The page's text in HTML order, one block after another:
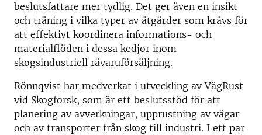
beslutsfattare mer tydlig. Det ger även en insikt
och träning i vilka typer av åtgärder som krävs för
att effektivt koordinera informations- och
materialflöden i dessa kedjor inom
skogsindustriell råvaruförsäljning.
Rönnqvist har medverkat i utveckling av VägRust
vid Skogforsk, som är ett beslutsstöd för att
planering av avverkningar, upprustning av vägar
och av transporter från skog till industri. I ett par